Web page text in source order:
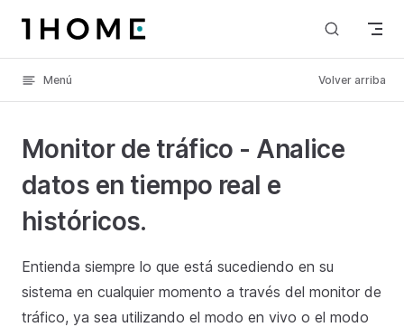
Skip to content
Menú Volver arriba
Monitor de tráfico - Analice
datos en tiempo real e
históricos.
Entienda siempre lo que está sucediendo en su
sistema en cualquier momento a través del monitor de
tráfico, ya sea utilizando el modo en vivo o el modo